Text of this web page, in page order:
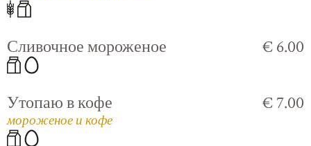
Сливочное мороженое € 6.00
Утопаю в кофе
мороженое и кофе
€ 7.00